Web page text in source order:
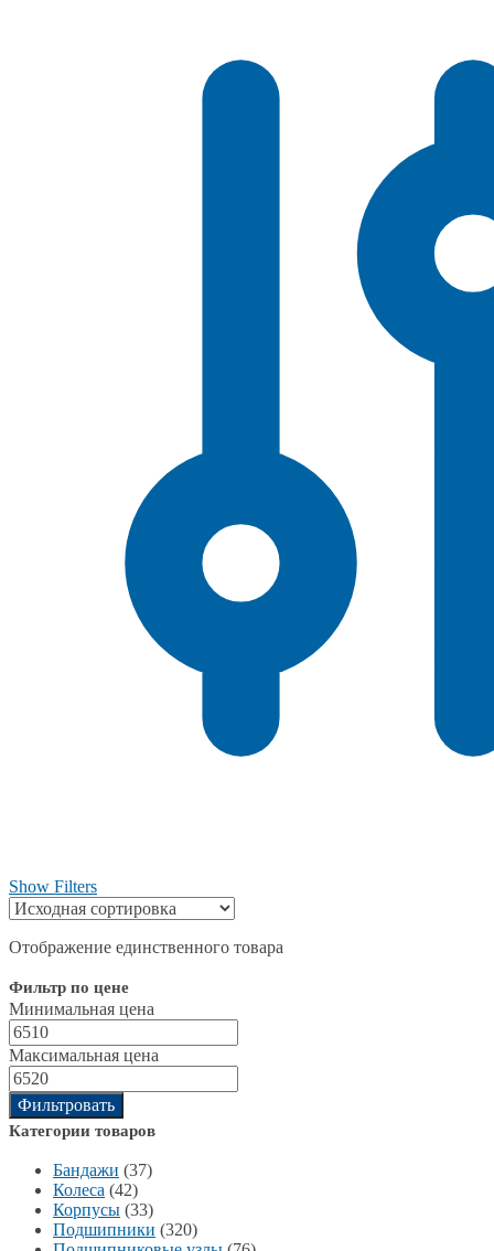
Show Filters
Отображение единственного товара
Фильтр по цене
Минимальная цена
Максимальная цена
Фильтровать
Категории товаров
Бандажи (37)
Колеса (42)
Корпусы (33)
Подшипники (320)